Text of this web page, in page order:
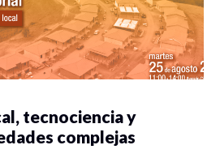
tecnociencia y
complejas